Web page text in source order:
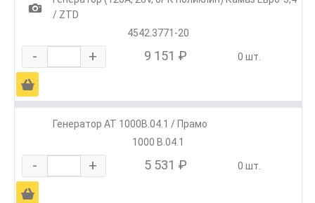
1
/ ZTD
4542.3771-20
- + 9 151 ₽ 0 шт.
Ä
Генератор АТ 1000В.04.1 / Прамо
1000 В.04.1
- + 5 531 ₽ 0 шт.
Ä